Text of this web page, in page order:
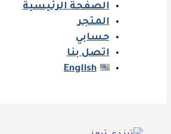
الصفحة الرئيسية
المتجر
حسابي
اتصل بنا
English